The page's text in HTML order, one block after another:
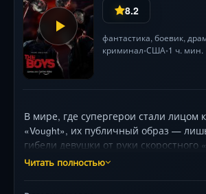
8.2
фантастика, боевик,
криминал•США• 1 ч. мин.
В мире, где супергерои стали лицом
«Vought», их публичный образ —
гибели девушки от руки скоростного
Хьюи присоединяется к
Читать полностью